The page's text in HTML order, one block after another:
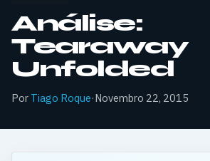
Análise:
Tearaway
Unfolded
Por Tiago Roque·Novembro 22, 2015